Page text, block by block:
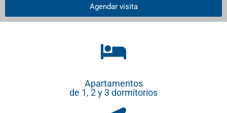
Agendar visita
Apartamentos
de 1, 2 y 3 dormitorios